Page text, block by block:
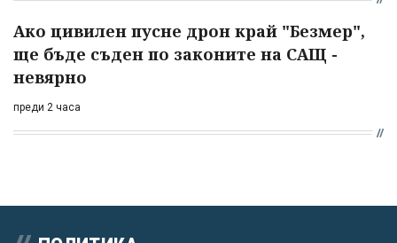
Ако цивилен пусне дрон край "Безмер",
ще бъде съден по законите на САЩ -
невярно
преди 2 часа